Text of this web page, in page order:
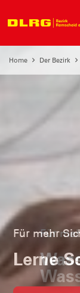
Home Der Bezirk
Für